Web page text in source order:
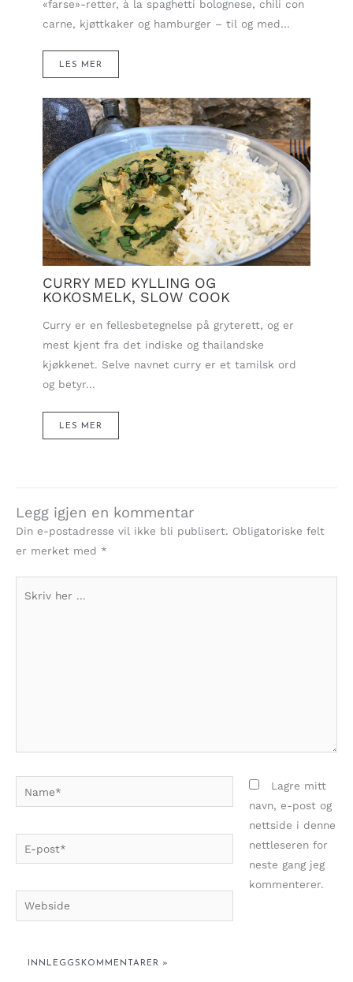
«farse»-retter, à la spaghetti bolognese, chili con
carne, kjøttkaker og hamburger – til og med…
LES MER
CURRY MED KYLLING OG
KOKOSMELK, SLOW COOK
Curry er en fellesbetegnelse på gryterett, og er
mest kjent fra det indiske og thailandske
kjøkkenet. Selve navnet curry er et tamilsk ord
og betyr…
LES MER
Legg igjen en kommentar
Din e-postadresse vil ikke bli publisert. Obligatoriske felt
er merket med *
post*
Webside
Lagre mitt
navn, e-post og
nettside i denne
nettleseren for
neste gang jeg
kommenterer.